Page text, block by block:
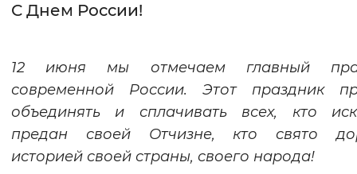
Монохромный Инверсивный
Синий фон
С Днем России!
12 июня мы отмечаем главный
современной России. Этот праздник
объединять и сплачивать всех, кто
предан своей Отчизне, кто свято
историей своей страны, своего народа!